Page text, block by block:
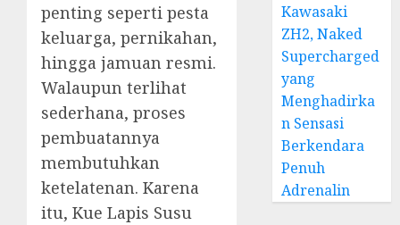
penting seperti pesta
keluarga, pernikahan,
hingga jamuan resmi.
Walaupun terlihat
sederhana, proses
pembuatannya
membutuhkan
ketelatenan. Karena
itu, Kue Lapis Susu
Kawasaki
ZH2, Naked
Supercharged
yang
Menghadirka
n Sensasi
Berkendara
Penuh
Adrenalin